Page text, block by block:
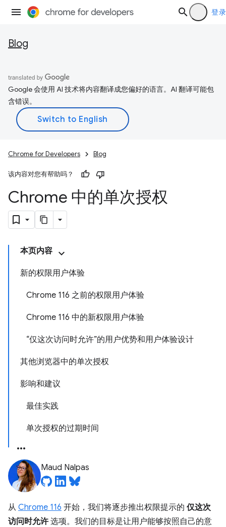
登录
Blog
Google 会使用 AI 技术将内容翻译成您偏好的语言。AI 翻译可能包
含错误。
Chrome for Developers Blog
该内容对您有帮助吗？
Chrome 中的单次授权
本页内容
新的权限用户体验
Chrome 116 之前的权限用户体验
Chrome 116 中的新权限用户体验
“仅这次访问时允许”的用户优势和用户体验设计
其他浏览器中的单次授权
影响和建议
最佳实践
单次授权的过期时间
Maud Nalpas
从 Chrome 116 开始，我们将逐步推出权限提示的 仅这次
访问时允许 选项。我们的目标是让用户能够按照自己的意